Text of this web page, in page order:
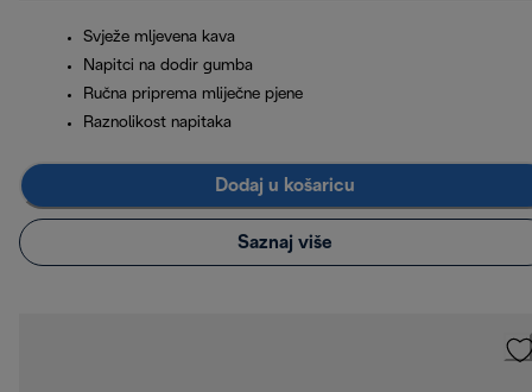
Svježe mljevena kava
Napitci na dodir gumba
Ručna priprema mliječne pjene
Raznolikost napitaka
Dodaj u košaricu
Saznaj više